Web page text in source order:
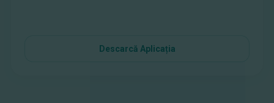
Descarcă Aplicația